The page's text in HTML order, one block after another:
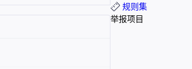
规则集
举报项目